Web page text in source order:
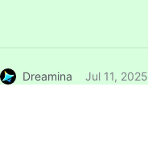
Dreamina Jul 11, 2025